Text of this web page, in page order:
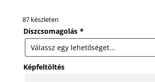
87 készleten
Díszcsomagolás *
Képfeltöltés